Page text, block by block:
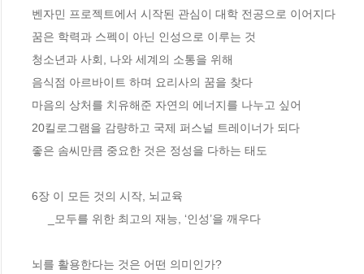
벤자민 프로젝트에서 시작된 관심이 대학 전공으로 이어지다
꿈은 학력과 스펙이 아닌 인성으로 이루는 것
청소년과 사회, 나와 세계의 소통을 위해
음식점 아르바이트 하며 요리사의 꿈을 찾다
마음의 상처를 치유해준 자연의 에너지를 나누고 싶어
20킬로그램을 감량하고 국제 퍼스널 트레이너가 되다
좋은 솜씨만큼 중요한 것은 정성을 다하는 태도
6장 이 모든 것의 시작, 뇌교육
뇌를 활용한다는 것은 어떤 의미인가?